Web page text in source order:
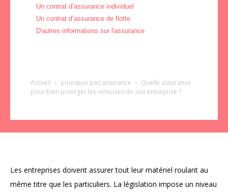
Un contrat d’assurance individuel
Un contrat d’assurance de flotte
D'autres informations sur l'assurance
Accueil pourquoi pas assurance Quelle assurance
pour bien protéger les véhicules de son entreprise ?
Les entreprises doivent assurer tout leur matériel roulant au
même titre que les particuliers. La législation impose un niveau